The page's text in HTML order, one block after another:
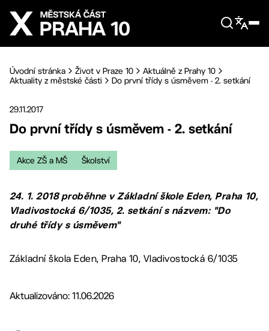
Přejít na hlavní obsah
Úvodní stránka Život v Praze 10
Aktuálně z Prahy 10
Aktuality z městské části
Do první třídy s úsměvem - 2. setkání
29.11.2017
Do první třídy s úsměvem - 2. setkání
Akce ZŠ a MŠ Školství
24. 1. 2018 proběhne v Základní škole Eden, Praha 10,
Vladivostocká 6/1035, 2. setkání s názvem: "Do
druhé třídy s úsměvem"
Základní škola Eden, Praha 10, Vladivostocká 6/1035
Aktualizováno: 11.06.2026